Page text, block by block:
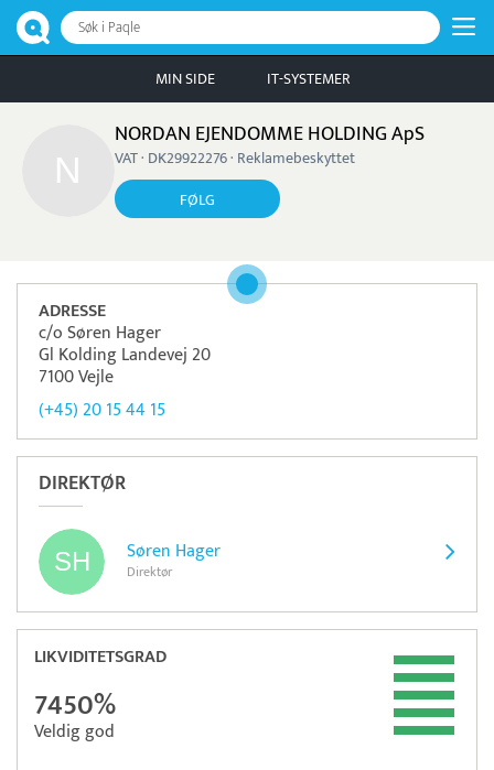
Søk i Paqle
MIN SIDE IT-SYSTEMER
NORDAN EJENDOMME HOLDING ApS
VAT · DK29922276 · Reklamebeskyttet
FØLG
ADRESSE
c/o Søren Hager
Gl Kolding Landevej 20
7100 Vejle
(+45) 20 15 44 15
DIREKTØR
Søren Hager
Direktør
LIKVIDITETSGRAD
7450%
Veldig god